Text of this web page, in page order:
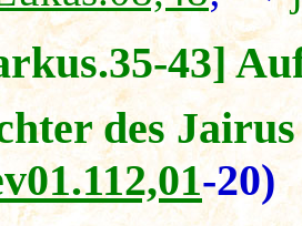
43]
des Jairus
-20)